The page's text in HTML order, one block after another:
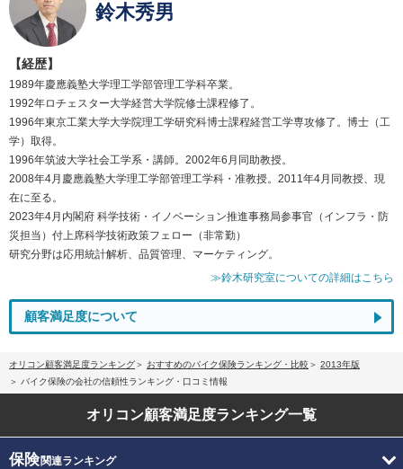
鈴木秀男
【経歴】
1989年慶應義塾大学理工学部管理工学科卒業。
1992年ロチェスター大学経営大学院修士課程修了。
1996年東京工業大学大学院理工学研究科博士課程経営工学専攻修了。博士（工
学）取得。
1996年筑波大学社会工学系・講師。2002年6月同助教授。
2008年4月慶應義塾大学理工学部管理工学科・准教授。2011年4月同教授、現
在に至る。
2023年4月内閣府 科学技術・イノベーション推進事務局参事官（インフラ・防
災担当）付上席科学技術政策フェロー（非常勤）
研究分野は応用統計解析、品質管理、マーケティング。
≫鈴木研究室についての詳細はこちら
顧客満足度について
オリコン顧客満足度ランキング おすすめのバイク保険ランキング・比較
2013年版
バイク保険の会社の信頼性ランキング・口コミ情報
オリコン顧客満足度ランキング一覧
保険関連ランキング